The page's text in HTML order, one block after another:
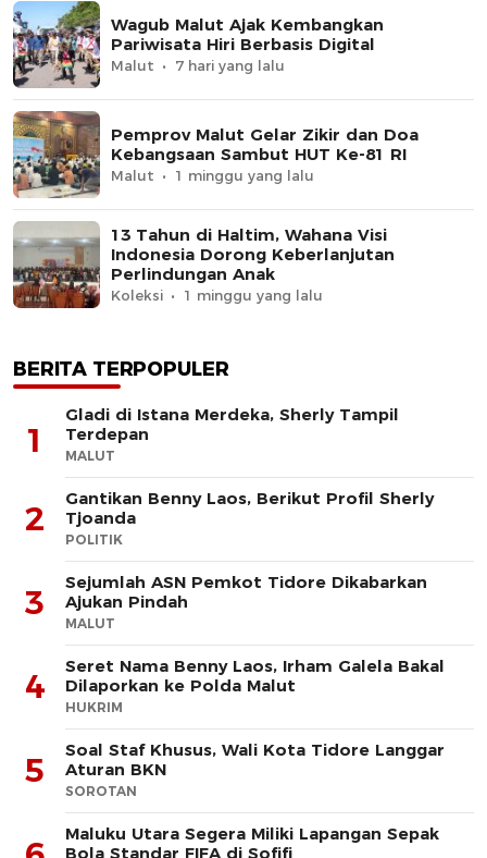
Wagub Malut Ajak Kembangkan
Pariwisata Hiri Berbasis Digital
Malut 7 hari yang lalu
Pemprov Malut Gelar Zikir dan Doa
Kebangsaan Sambut HUT Ke-81 RI
Malut 1 minggu yang lalu
13 Tahun di Haltim, Wahana Visi
Indonesia Dorong Keberlanjutan
Perlindungan Anak
Koleksi 1 minggu yang lalu
BERITA TERPOPULER
1
Gladi di Istana Merdeka, Sherly Tampil
Terdepan
MALUT
2
Gantikan Benny Laos, Berikut Profil Sherly
Tjoanda
POLITIK
3
Sejumlah ASN Pemkot Tidore Dikabarkan
Ajukan Pindah
MALUT
4
Seret Nama Benny Laos, Irham Galela Bakal
Dilaporkan ke Polda Malut
HUKRIM
5
Soal Staf Khusus, Wali Kota Tidore Langgar
Aturan BKN
SOROTAN
Maluku Utara Segera Miliki Lapangan Sepak
Bola Standar FIFA di Sofifi